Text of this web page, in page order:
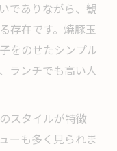
でありながら、観
存在です。焼豚玉
をのせたシンプル
ランチでも高い人
スタイルが特徴
ーも多く見られま